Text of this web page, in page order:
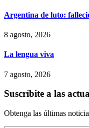
Argentina de luto:
8 agosto, 2026
La lengua viva
7 agosto, 2026
Suscríbite a las
Obtenga las últimas